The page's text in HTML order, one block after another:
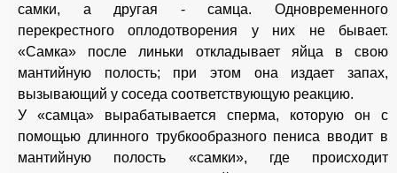
самки, а другая - самца. Одновременного
перекрестного оплодотворения у них не бывает.
«Самка» после линьки откладывает яйца в свою
мантийную полость; при этом она издает запах,
вызывающий у соседа соответствующую реакцию.
У «самца» вырабатывается сперма, которую он с
помощью длинного трубкообразного пениса вводит в
мантийную полость «самки», где происходит